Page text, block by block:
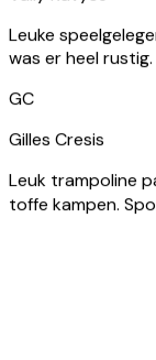
Gilles Cresis
Leuk trampoline
toffe kampen.